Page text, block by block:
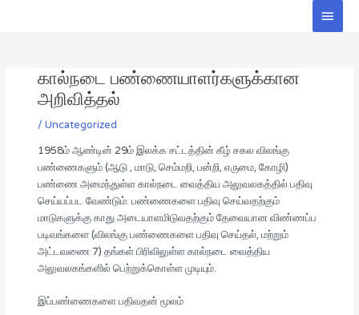
Main
கால்நடை பண்ணையாளர்களுக்கான
அறிவித்தல்
/ Uncategorized
1958ம் ஆண்டின் 29ம் இலக்க சட்டத்தின் கீழ் சகல விலங்கு
பண்ணைகளும் (ஆடு , மாடு, செம்மறி, பன்றி, எருமை, கோழி)
பண்ணை அமைந்துள்ள கால்நடை வைத்திய அலுவலகத்தில் பதிவு
செய்யப்பட வேண்டும். பண்ணைகளை பதிவு செய்வதற்கும்
மாடுகளுக்கு காது அடையாளமிடுவதற்கும் தேவையான விண்ணப்ப
படிவங்களை (விலங்கு பண்ணைகளை பதிவு செய்தல், மற்றும்
அட்டவணை 7) தங்கள் பிரிவிலுள்ள கால்நடை வைத்திய
அலுவலகங்களில் பெற்றுக்கொள்ள முடியும்.
இப்பண்ணைகளை பதிவதன் மூலம்